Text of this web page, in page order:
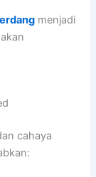
menjadi
cahaya